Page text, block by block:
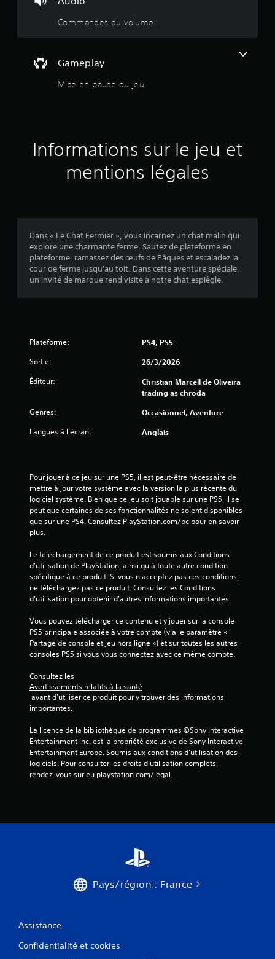
.
t
e
s
s
(
3
a
v
i
)
Commandes du volume
Gameplay
Mise en pause du jeu
Informations sur le jeu et
mentions légales
Dans « Le Chat Fermier », vous incarnez un chat malin qui
explore une charmante ferme. Sautez de plateforme en
plateforme, ramassez des œufs de Pâques et escaladez la
cour de ferme jusqu'au toit. Dans cette aventure spéciale,
un invité de marque rend visite à notre chat espiègle.
Plateforme: PS4, PS5
Sortie: 26/3/2026
Éditeur:
Christian Marcell de Oliveira
trading as chroda
Genres: Occasionnel, Aventure
Langues à l'écran: Anglais
Pour jouer à ce jeu sur une PS5, il est peut-être nécessaire de
mettre à jour votre système avec la version la plus récente du
logiciel système. Bien que ce jeu soit jouable sur une PS5, il se
peut que certaines de ses fonctionnalités ne soient disponibles
que sur une PS4. Consultez PlayStation.com/bc pour en savoir
plus.
Le téléchargement de ce produit est soumis aux Conditions
d'utilisation de PlayStation, ainsi qu'à toute autre condition
spécifique à ce produit. Si vous n'acceptez pas ces conditions,
ne téléchargez pas ce produit. Consultez les Conditions
d'utilisation pour obtenir d'autres informations importantes.
Vous pouvez télécharger ce contenu et y jouer sur la console
PS5 principale associée à votre compte (via le paramètre «
Partage de console et jeu hors ligne ») et sur toutes les autres
consoles PS5 si vous vous connectez avec ce même compte.
Consultez les
Avertissements relatifs à la santé
importantes.
La licence de la bibliothèque de programmes ©Sony Interactive
Entertainment Inc. est la propriété exclusive de Sony Interactive
Entertainment Europe. Soumis aux conditions d’utilisation des
logiciels. Pour consulter les droits d’utilisation complets,
rendez-vous sur eu.playstation.com/legal.
Pays/région : France
Assistance
Confidentialité et cookies